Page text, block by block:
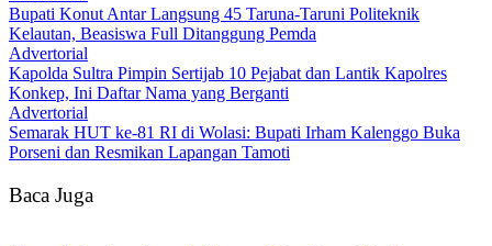
Bupati Konut Antar Langsung 45 Taruna-Taruni Politeknik
Kelautan, Beasiswa Full Ditanggung Pemda
Advertorial
‎Kapolda Sultra Pimpin Sertijab 10 Pejabat dan Lantik Kapolres
Konkep, Ini Daftar Nama yang Berganti
Advertorial
Semarak HUT ke-81 RI di Wolasi: Bupati Irham Kalenggo Buka
Porseni dan Resmikan Lapangan Tamoti
Baca Juga